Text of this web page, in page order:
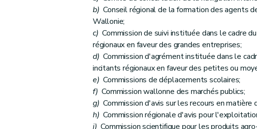
Art. 35
Art. 36
Art. 37
Section 3 Modifications relatives à l'instauration du pôle
Sous-section 1re Modifications du Livre Ieret du Livre
Art. 38
Art. 39
Sous-section 2 Modifications diverses
Art. 40
b) Conseil régional de la formation des agents
Wallonie;
c) Commission de suivi instituée dans le cadre
régionaux en faveur des grandes entreprises;
d) Commission d'agrément instituée dans le
incitants régionaux en faveur des petites ou
e) Commissions de déplacements scolaires;
f) Commission wallonne des marchés publics;
g) Commission d'avis sur les recours en matière
h) Commission régionale d'avis pour
i) Commission scientifique pour les produits